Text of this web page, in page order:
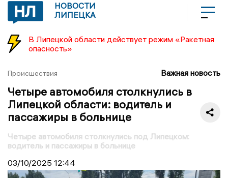
НОВОСТИ
ЛИПЕЦКА
В Липецкой области действует режим «Ракетная
опасность»
Происшествия Важная новость
Четыре автомобиля столкнулись в
Липецкой области: водитель и
пассажиры в больнице
Четыре автомобиля столкнулись под Липецком:
водитель и пассажиры в больнице
03/10/2025 12:44